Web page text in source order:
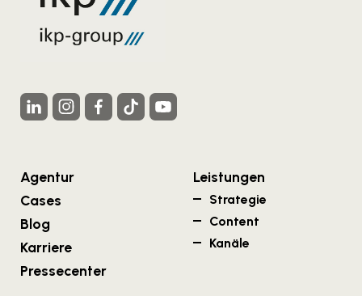
Agentur
Cases
Blog
Karriere
Pressecenter
Leistungen
Strategie
Content
Kanäle